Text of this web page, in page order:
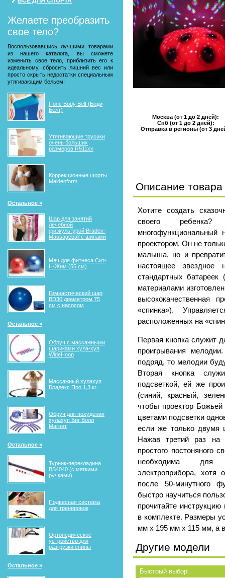
Желаете преобразить
свое тело?
Воспользовавшись лучшими товарами
из нашего каталога, вы сможете
изменить свое тело, приблизить его к
идеальному, сбросить лишний вес или
просто скрыть недостатки специальным
утягивающим бельем!
Пояс Body Belt (Боди
Белт)
Утягивающие трусики
очень больших
размеров R511xx
Коррекционные шорты
Maidenform
Остальное »
Шар для занятий
лечебной
физкультурой Bradex-
Massageball с шипами
Мяч для фитнеса Сит-
Н-Жим (55 см)
Гимнастический шар
BD30 диаметром 75
см с насосом
Остальное »
Обруч с массажными
шариками хула-хуп
WideHoop
Массажный хулахуп
Брадекс Про 1,3 кг.
Обруч для похудения
хулахуп Биг Болл
Магнит
Остальное »
Турник-перекладина
BS4040 (с мягкими
ручками)
Подвесная система
для тренировок
Ортопедическое
устройство для
разгрузки спины
Остальное »
Москва (от 1 до 2 дней):
Спб (от 1 до 2 дней):
Отправка в регионы (от 3
Описание товара
Хотите создать
своего
многофункциональный
проектором. Он не
малыша, но и
настоящее звездное
стандартных батареек
материалами
высококачественная
«спинка»).
расположенных на
Первая кнопка служит
проигрывания
подряд, то мелодии
Вторая кнопка
подсветкой, ей же
(синий, красный,
чтобы проектор
цветами подсветки
если же только двумя
Нажав третий раз на
простого постоняного
необходима для
электроприбора, хотя
после 50-минутного
быстро научиться
прочитайте инструкцию
в комплекте. Размеры
мм х 195 мм х 115 мм, а
Другие модели
Быстрый выбор: